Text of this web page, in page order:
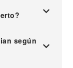
según